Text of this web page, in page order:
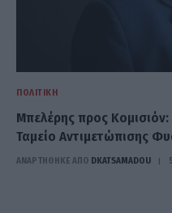
ΠΟΛΙΤΙΚΉ
Μπελέρης προς
Ταμείο Αντιμετώπισης
ΑΝΑΡΤΗΘΗΚΕ ΑΠΟ DKATSAMADOU